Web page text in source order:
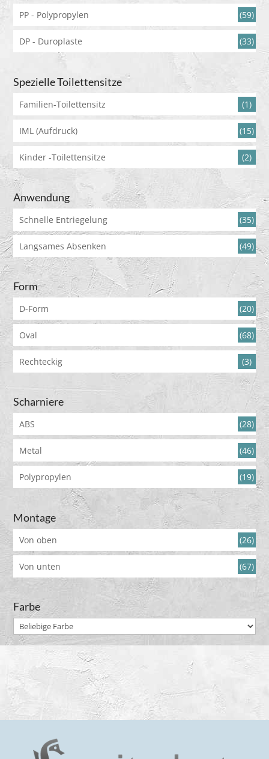
PP - Polypropylen (59)
DP - Duroplaste (33)
Spezielle Toilettensitze
Familien-Toilettensitz (1)
IML (Aufdruck) (15)
Kinder -Toilettensitze (2)
Anwendung
Schnelle Entriegelung (35)
Langsames Absenken (49)
Form
D-Form (20)
Oval (68)
Rechteckig (3)
Scharniere
ABS (28)
Metal (46)
Polypropylen (19)
Montage
Von oben (26)
Von unten (67)
Farbe